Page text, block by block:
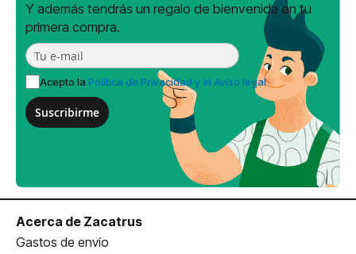
Y además tendrás un regalo de bienvenida en tu
primera compra.
Acepto la Política de Privacidad y el Aviso legal
Suscribirme
Acerca de Zacatrus
Gastos de envío